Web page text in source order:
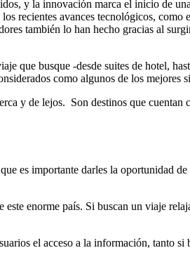
y la innovación marca el inicio de
recientes avances tecnológicos,
también lo han hecho gracias al
que busque -desde suites de hotel,
como algunos de los mejores
y de lejos. Son destinos que
es importante darles la oportunidad
enorme país. Si buscan un viaje
el acceso a la información, tanto